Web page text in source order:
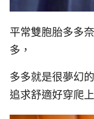
平常雙胞胎多多
多，
多多就是很夢幻
追求舒適好穿爬